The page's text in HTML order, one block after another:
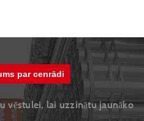
par cenrādi
vēstulei, lai uzzinātu jaunāko